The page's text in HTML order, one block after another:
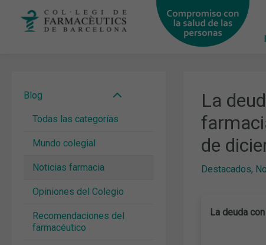
Blog
Todas las categorías
Mundo colegial
Noticias farmacia
Opiniones del Colegio
Recomendaciones del
farmacéutico
La
de
Destacados,
La deuda